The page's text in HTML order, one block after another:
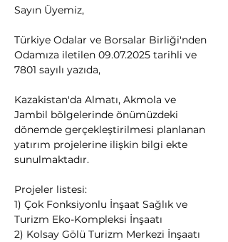
Sayın Üyemiz,
Türkiye Odalar ve Borsalar Birliği'nden
Odamıza iletilen 09.07.2025 tarihli ve
7801 sayılı yazıda,
Kazakistan'da Almatı, Akmola ve
Jambil bölgelerinde önümüzdeki
dönemde gerçekleştirilmesi planlanan
yatırım projelerine ilişkin bilgi ekte
sunulmaktadır.
Projeler listesi:
1) Çok Fonksiyonlu İnşaat Sağlık ve
Turizm Eko-Kompleksi İnşaatı
2) Kolsay Gölü Turizm Merkezi İnşaatı